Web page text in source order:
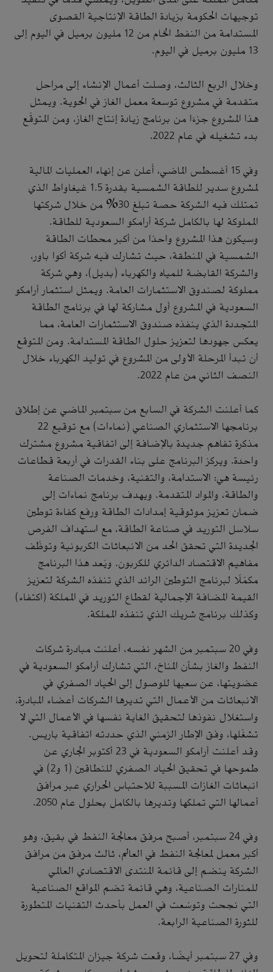
توجيهات الحكومة بزيادة الطاقة الإنتاجية القصوى
المستدامة من النفط الخام من 12 مليون برميل في اليوم إلى
13 مليون برميل في اليوم.
وخلال الربع الثالث، وصلت أعمال الإنشاء إلى مراحل
متقدمة في مشروع توسعة معمل الغاز في الحوية. ويمثل
هذا المشروع جزءًا من برنامج زيادة إنتاج الغاز، ومن المتوقّع
بدء تشغيله في عام 2022.
وفي 15 أغسطس الماضي، أُعلن عن إنهاء العمليات المالية
لمشروع سدير للطاقة الشمسية بقدرة 1.5 غيغاواط الذي
تمتلك فيه الشركة حصة تبلغ 30% من خلال شركتها
المملوكة لها بالكامل شركة أرامكو السعودية للطاقة.
وسيكون هذا المشروع واحدًا من أكبر محطات الطاقة
الشمسية في المنطقة، حيث تشارك فيه شركة أكوا باور،
والشركة القابضة للمياه والكهرباء (بديل)، وهي شركة
مملوكة لصندوق الاستثمارات العامة. ويمثل استثمار أرامكو
السعودية في المشروع أول مشاركة لها في برنامج الطاقة
المتجددة الذي ينفذه صندوق الاستثمارات العامة، مما
يعكس جهودها لتعزيز حلول الطاقة المستدامة. ومن المتوقع
أن تبدأ المرحلة الأولى من المشروع في توليد الكهرباء خلال
النصف الثاني من عام 2022.
كما أعلنت الشركة في السابع من سبتمبر الماضي عن إطلاق
برنامجها الاستثماري الصناعي (نماءات) مع توقيع 22
مذكرة تفاهم جديدة بالإضافة إلى اتفاقية مشروع مشترك
واحدة. ويركز البرنامج على بناء القدرات في أربعة قطاعات
رئيسة هي: الاستدامة، والتقنية، وخدمات الصناعة
والطاقة، والمواد المتقدمة. ويهدف برنامج نماءات إلى
ضمان تعزيز موثوقية إمدادات الطاقة ورفع كفاءة توطين
سلاسل التوريد في صناعة الطاقة، مع استهداف الفرص
الجديدة التي تحقق الحد من الانبعاثات الكربونية وتوظّف
مفاهيم الاقتصاد الدائري للكربون. ويُعد هذا البرنامج
مكمّلًا لبرنامج التوطين الرائد الذي تنفذه الشركة لتعزيز
القيمة المضافة الإجمالية لقطاع التوريد في المملكة (اكتفاء)
وكذلك برنامج شريك الذي تنفذه المملكة.
وفي 20 سبتمبر من الشهر نفسه، أعلنت مبادرة شركات
النفط والغاز بشأن المناخ، التي تشارك أرامكو السعودية في
عضويتها، عن سعيها للوصول إلى الحياد الصفري في
الانبعاثات من الأعمال التي تديرها الشركات أعضاء المبادرة،
واستغلال نفوذها لتحقيق الغاية نفسها في الأعمال التي لا
تشغّلها، وفق الإطار الزمني الذي حددته اتفاقية باريس.
وقد أعلنت أرامكو السعودية في 23 أكتوبر الجاري عن
طموحها في تحقيق الحياد الصفري للنطاقين (1 و2) في
انبعاثات الغازات المسببة للاحتباس الحراري عبر مرافق
أعمالها التي تملكها وتديرها بالكامل بحلول عام 2050.
وفي 24 سبتمبر، أصبح مرفق معالجة النفط في بقيق، وهو
أكبر معمل لمعالجة النفط في العالم، ثالث مرفق من مرافق
الشركة ينضم إلى قائمة المنتدى الاقتصادي العالمي
للمنارات الصناعية، وهي قائمة تضم المواقع الصناعية
التي نجحت وتوسّعت في العمل بأحدث التقنيات المتطورة
للثورة الصناعية الرابعة.
وفي 27 سبتمبر أيضًا، وقعت شركة جيزان المتكاملة لتحويل